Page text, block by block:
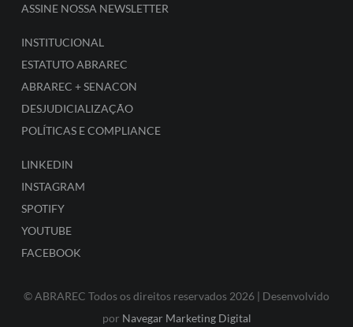
ASSINE NOSSA NEWSLETTER
INSTITUCIONAL
ESTATUTO ABRAREC
ABRAREC + SENACON
DESJUDICIALIZAÇÃO
POLÍTICAS E COMPLIANCE
LINKEDIN
INSTAGRAM
SPOTIFY
YOUTUBE
FACEBOOK
© ABRAREC Todos os direitos reservados 2026 | Desenvolvido
por Navegar Marketing Digital